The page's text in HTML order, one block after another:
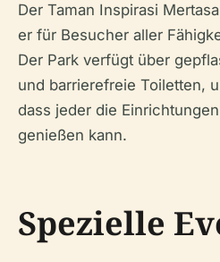
Der Taman Inspirasi
er für Besucher aller
Der Park verfügt über
und barrierefreie Toiletten,
dass jeder die
genießen kann.
Spezielle